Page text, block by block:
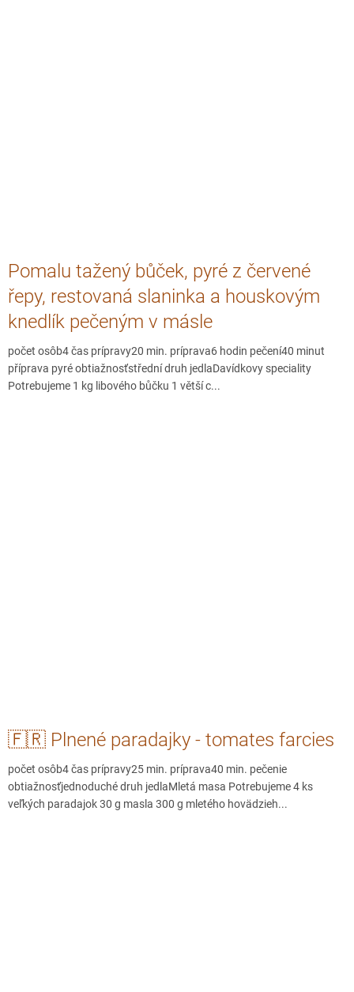
Pomalu tažený bůček, pyré z červené
řepy, restovaná slaninka a houskovým
knedlík pečeným v másle
počet osôb4 čas prípravy20 min. príprava6 hodin pečení40 minut
příprava pyré obtiažnosťstřední druh jedlaDavídkovy speciality
Potrebujeme 1 kg libového bůčku 1 větší c...
🇫🇷 Plnené paradajky - tomates farcies
počet osôb4 čas prípravy25 min. príprava40 min. pečenie
obtiažnosťjednoduché druh jedlaMletá masa Potrebujeme 4 ks
veľkých paradajok 30 g masla 300 g mletého hovädzieh...